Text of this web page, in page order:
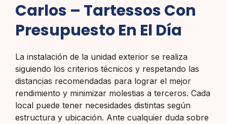
Carlos – Tartessos Con
Presupuesto En El Día
La instalación de la unidad exterior se realiza
siguiendo los criterios técnicos y respetando las
distancias recomendadas para lograr el mejor
rendimiento y minimizar molestias a terceros. Cada
local puede tener necesidades distintas según
estructura y ubicación. Ante cualquier duda sobre